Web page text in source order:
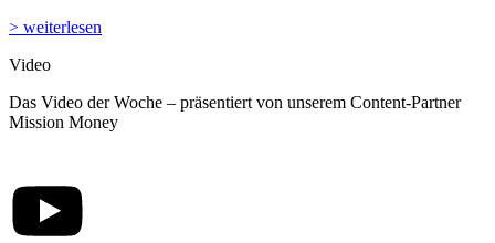
> weiterlesen
Video
Das Video der Woche – präsentiert von unserem Content-Partner
Mission Money